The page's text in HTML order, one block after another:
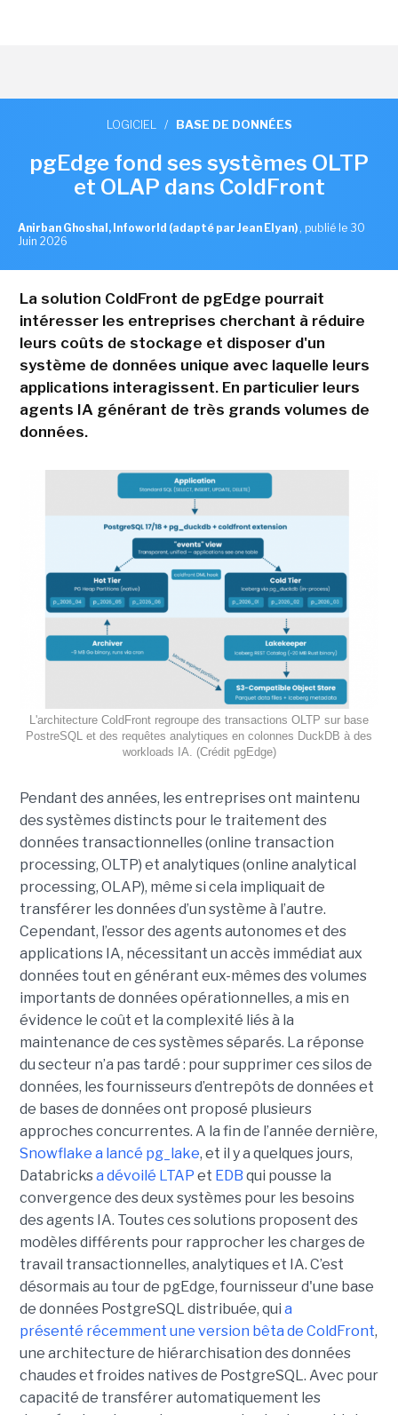
LOGICIEL / BASE DE DONNÉES
pgEdge fond ses systèmes OLTP
et OLAP dans ColdFront
Anirban Ghoshal, Infoworld (adapté par Jean Elyan) , publié le 30
Juin 2026
La solution ColdFront de pgEdge pourrait
intéresser les entreprises cherchant à réduire
leurs coûts de stockage et disposer d'un
système de données unique avec laquelle leurs
applications interagissent. En particulier leurs
agents IA générant de très grands volumes de
données.
L'architecture ColdFront regroupe des transactions OLTP sur base
PostreSQL et des requêtes analytiques en colonnes DuckDB à des
workloads IA. (Crédit pgEdge)
Pendant des années, les entreprises ont maintenu
des systèmes distincts pour le traitement des
données transactionnelles (online transaction
processing, OLTP) et analytiques (online analytical
processing, OLAP), même si cela impliquait de
transférer les données d’un système à l’autre.
Cependant, l’essor des agents autonomes et des
applications IA, nécessitant un accès immédiat aux
données tout en générant eux-mêmes des volumes
importants de données opérationnelles, a mis en
évidence le coût et la complexité liés à la
maintenance de ces systèmes séparés. La réponse
du secteur n’a pas tardé : pour supprimer ces silos de
données, les fournisseurs d’entrepôts de données et
de bases de données ont proposé plusieurs
approches concurrentes. A la fin de l’année dernière,
Snowflake a lancé pg_lake, et il y a quelques jours,
Databricksa dévoilé LTAP et EDB qui pousse la
convergence des deux systèmes pour les besoins
des agents IA. Toutes ces solutions proposent des
modèles différents pour rapprocher les charges de
travail transactionnelles, analytiques et IA. C’est
désormais au tour de pgEdge, fournisseur d'une base
de données PostgreSQL distribuée, qui a
présenté récemment une version bêta de ColdFront,
une architecture de hiérarchisation des données
chaudes et froides natives de PostgreSQL. Avec pour
capacité de transférer automatiquement les